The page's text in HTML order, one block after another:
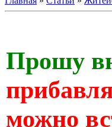
Прошу
можно